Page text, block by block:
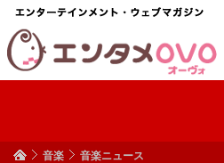
音楽 音楽ニュース